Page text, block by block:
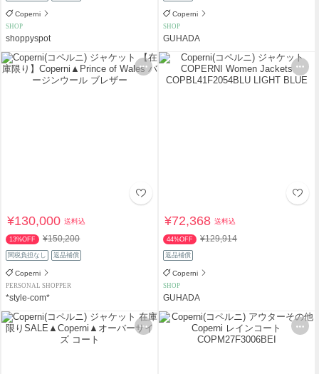
Coperni
SHOP
shoppyspot
Coperni
SHOP
GUHADA
¥130,000送料込
13%OFF ¥150,200
関税負担なし 返品補償
Coperni
PERSONAL SHOPPER
*style-com*
¥72,368送料込
44%OFF ¥129,914
返品補償
Coperni
SHOP
GUHADA